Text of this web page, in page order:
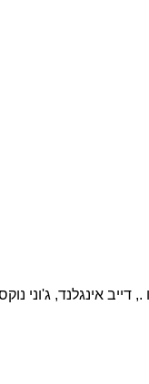
.
, דייב אינגלנד, ג'וני